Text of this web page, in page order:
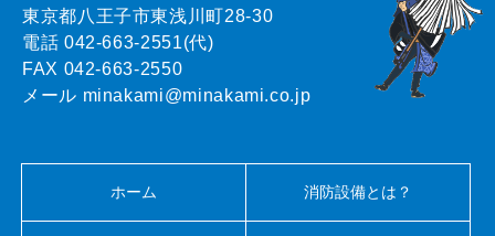
東京都八王子市東浅川町28-30
電話 042-663-2551(代)
FAX 042-663-2550
メール minakami@minakami.co.jp
ホーム 消防設備とは？